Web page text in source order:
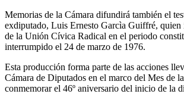
Memorias de la Cámara difundirá también el
exdiputado, Luis Ernesto Garcìa Guiffré, quien
de la Unión Cívica Radical en el periodo
interrumpido el 24 de marzo de 1976.
Esta producción forma parte de las acciones
Cámara de Diputados en el marco del Mes de
conmemorar el 46º aniversario del inicio de la